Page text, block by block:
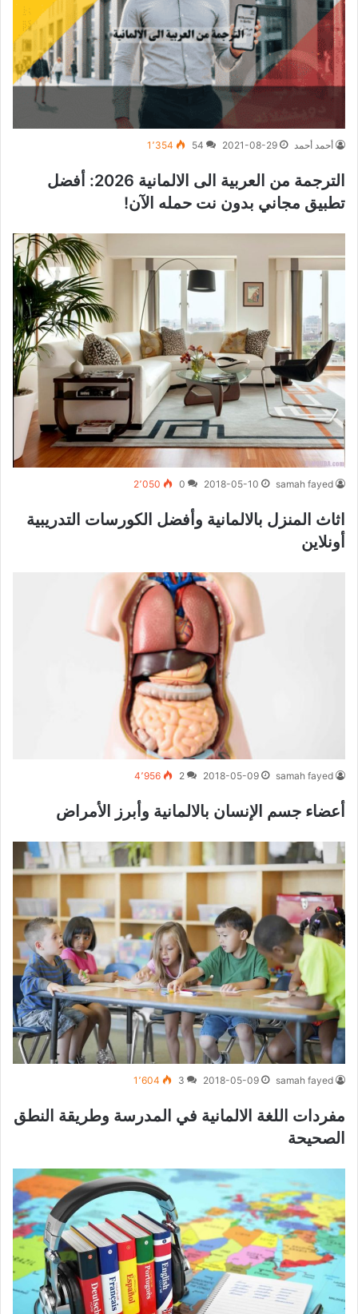
أحمد أحمد 2021-08-29
54 1٬354
الترجمة من العربية الى الالمانية 2026: أفضل
تطبيق مجاني بدون نت حمله الآن!
samah fayed
2018-05-10
0 2٬050
اثاث المنزل بالالمانية وأفضل الكورسات التدريبية
أونلاين
samah fayed
2018-05-09
2 4٬956
أعضاء جسم الإنسان بالالمانية وأبرز الأمراض
samah fayed
2018-05-09
3 1٬604
مفردات اللغة الالمانية في المدرسة وطريقة النطق
الصحيحة